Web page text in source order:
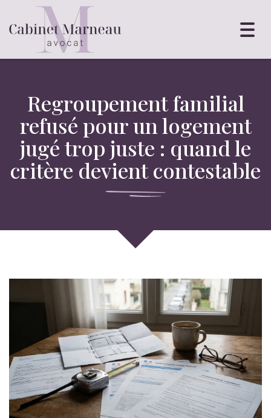
Regroupement familial
refusé pour un logement
jugé trop juste : quand le
critère devient contestable